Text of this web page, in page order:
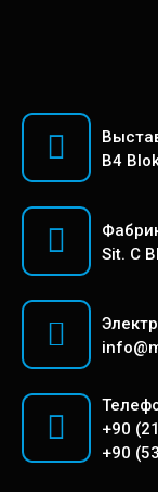
B4
Sit. C
+90
+90